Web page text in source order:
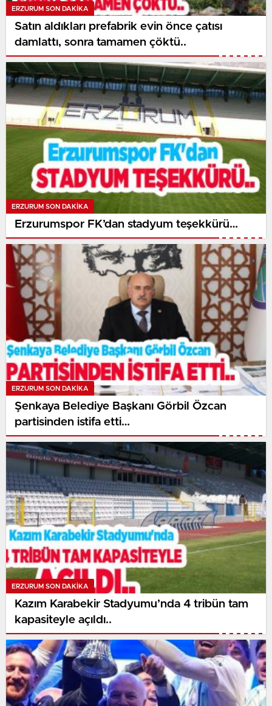
ERZURUM SON DAKİKA
Satın aldıkları prefabrik evin önce çatısı
damlattı, sonra tamamen çöktü..
ERZURUM SON DAKİKA
Erzurumspor FK’dan stadyum teşekkürü…
ERZURUM SON DAKİKA
Şenkaya Belediye Başkanı Görbil Özcan
partisinden istifa etti…
ERZURUM SON DAKİKA
Kazım Karabekir Stadyumu’nda 4 tribün tam
kapasiteyle açıldı..